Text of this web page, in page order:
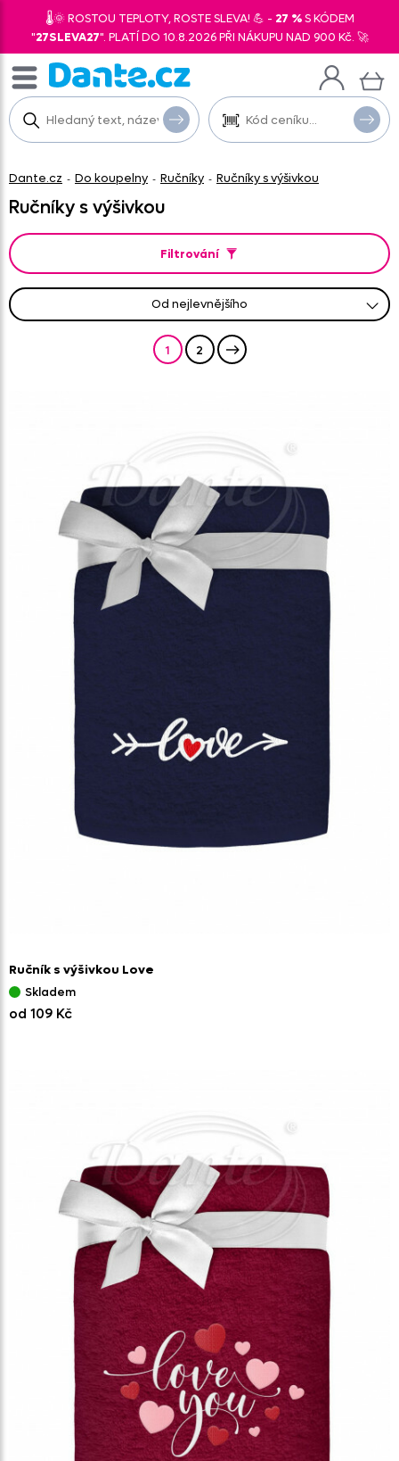
🌡️🌞 ROSTOU TEPLOTY, ROSTE SLEVA! 💪 - 27 %S KÓDEM
"27SLEVA27". PLATÍ DO 10.8.2026 PŘI NÁKUPU NAD 900 Kč. 🚀
Dante.cz - Do koupelny - Ručníky - Ručníky s výšivkou
Ručníky s výšivkou
od nejlevnějšího
Filtrování
1 2
Ručník s výšivkou Love
Skladem
od 109 Kč